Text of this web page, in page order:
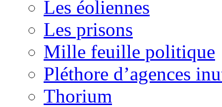
Les éoliennes
Les prisons
Mille feuille politique
Pléthore d’agences
Thorium